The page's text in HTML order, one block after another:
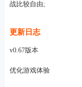
战比较自由;
更新日志
v0.67版本
优化游戏体验